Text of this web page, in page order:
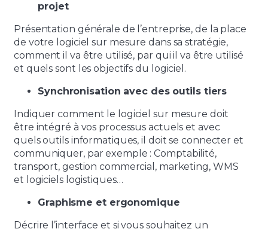
projet
Présentation générale de l’entreprise, de la place
de votre logiciel sur mesure dans sa stratégie,
comment il va être utilisé, par qui il va être utilisé
et quels sont les objectifs du logiciel.
Synchronisation avec des outils tiers
Indiquer comment le logiciel sur mesure doit
être intégré à vos processus actuels et avec
quels outils informatiques, il doit se connecter et
communiquer, par exemple : Comptabilité,
transport, gestion commercial, marketing, WMS
et logiciels logistiques…
Graphisme et ergonomique
Décrire l’interface et si vous souhaitez un